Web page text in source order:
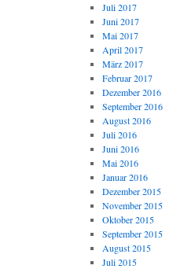
Juli 2017
Juni 2017
Mai 2017
April 2017
März 2017
Februar 2017
Dezember 2016
September 2016
August 2016
Juli 2016
Juni 2016
Mai 2016
Januar 2016
Dezember 2015
November 2015
Oktober 2015
September 2015
August 2015
Juli 2015